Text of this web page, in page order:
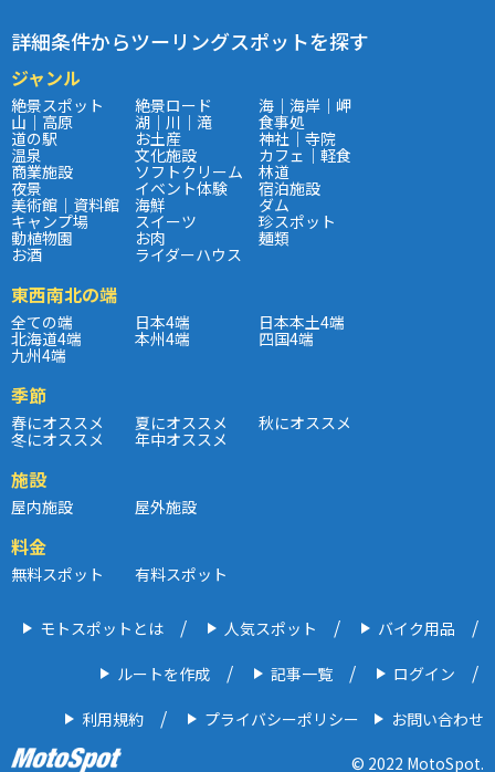
詳細条件からツーリングスポットを探す
ジャンル
絶景スポット 絶景ロード 海｜海岸｜岬
山｜高原 湖｜川｜滝 食事処
道の駅 お土産 神社｜寺院
温泉 文化施設 カフェ｜軽食
商業施設 ソフトクリーム 林道
夜景 イベント体験 宿泊施設
美術館｜資料館 海鮮 ダム
キャンプ場 スイーツ 珍スポット
動植物園 お肉 麺類
お酒 ライダーハウス
東西南北の端
全ての端 日本4端 日本本土4端
北海道4端 本州4端 四国4端
九州4端
季節
春にオススメ 夏にオススメ 秋にオススメ
冬にオススメ 年中オススメ
施設
屋内施設 屋外施設
料金
無料スポット 有料スポット
モトスポットとは 人気スポット バイク用品
ルートを作成 記事一覧 ログイン
利用規約 プライバシーポリシー
お問い合わせ
© 2022 MotoSpot.